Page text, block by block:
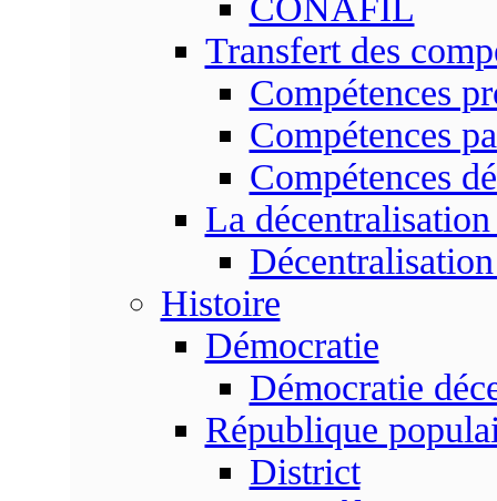
CONAFIL
Transfert des
Compétences
Compétences
Compétences
La
Histoire
Démocratie
Démocratie
République
District